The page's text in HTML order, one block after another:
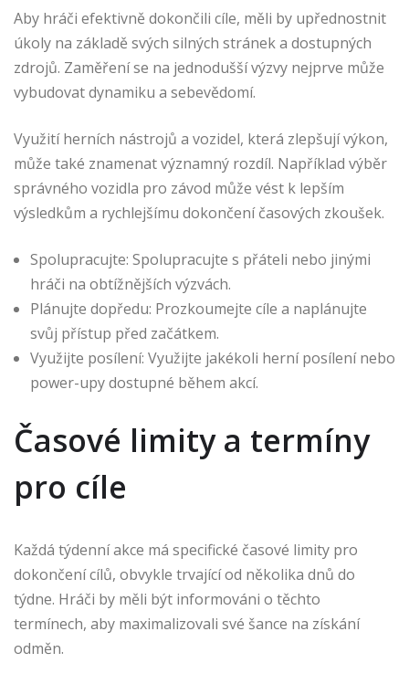
Aby hráči efektivně dokončili cíle, měli by upřednostnit
úkoly na základě svých silných stránek a dostupných
zdrojů. Zaměření se na jednodušší výzvy nejprve může
vybudovat dynamiku a sebevědomí.
Využití herních nástrojů a vozidel, která zlepšují výkon,
může také znamenat významný rozdíl. Například výběr
správného vozidla pro závod může vést k lepším
výsledkům a rychlejšímu dokončení časových zkoušek.
Spolupracujte: Spolupracujte s přáteli nebo jinými
hráči na obtížnějších výzvách.
Plánujte dopředu: Prozkoumejte cíle a naplánujte
svůj přístup před začátkem.
Využijte posílení: Využijte jakékoli herní posílení nebo
power-upy dostupné během akcí.
Časové limity a termíny
pro cíle
Každá týdenní akce má specifické časové limity pro
dokončení cílů, obvykle trvající od několika dnů do
týdne. Hráči by měli být informováni o těchto
termínech, aby maximalizovali své šance na získání
odměn.